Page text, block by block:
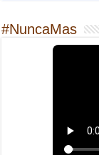
#NuncaMas